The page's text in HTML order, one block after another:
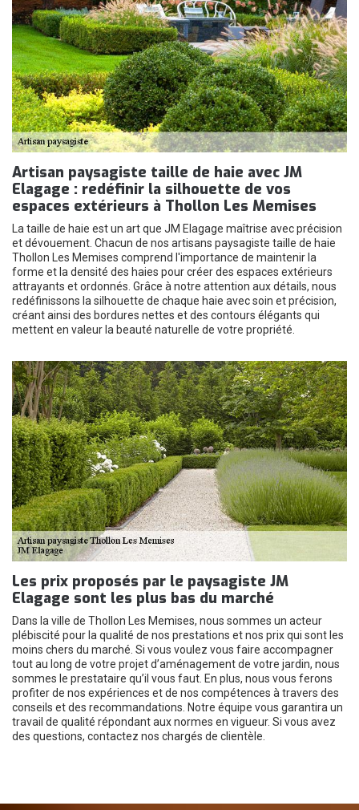
Artisan paysagiste taille de haie avec JM
Elagage : redéfinir la silhouette de vos
espaces extérieurs à Thollon Les Memises
La taille de haie est un art que JM Elagage maîtrise avec précision
et dévouement. Chacun de nos artisans paysagiste taille de haie
Thollon Les Memises comprend l'importance de maintenir la
forme et la densité des haies pour créer des espaces extérieurs
attrayants et ordonnés. Grâce à notre attention aux détails, nous
redéfinissons la silhouette de chaque haie avec soin et précision,
créant ainsi des bordures nettes et des contours élégants qui
mettent en valeur la beauté naturelle de votre propriété.
Les prix proposés par le paysagiste JM
Elagage sont les plus bas du marché
Dans la ville de Thollon Les Memises, nous sommes un acteur
plébiscité pour la qualité de nos prestations et nos prix qui sont les
moins chers du marché. Si vous voulez vous faire accompagner
tout au long de votre projet d’aménagement de votre jardin, nous
sommes le prestataire qu’il vous faut. En plus, nous vous ferons
profiter de nos expériences et de nos compétences à travers des
conseils et des recommandations. Notre équipe vous garantira un
travail de qualité répondant aux normes en vigueur. Si vous avez
des questions, contactez nos chargés de clientèle.